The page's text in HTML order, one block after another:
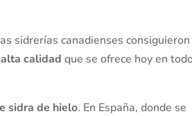
sidrerías canadienses consiguieron
alta calidadque se ofrece hoy en
sidra de hielo. En España, donde se